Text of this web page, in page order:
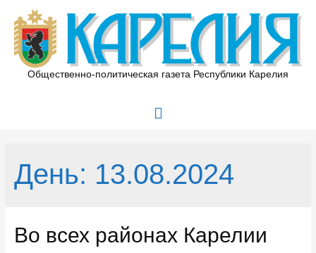
содержимому
Общественно-политическая газета Республики Карелия
Главное
День: 13.08.2024
Во всех районах Карелии